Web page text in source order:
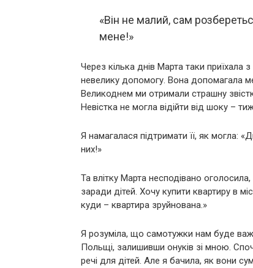
«Він не малий, сам
мене!»
Через кілька днів Марта таки приїхала
невелику допомогу. Вона допомагала
Великоднем ми отримали страшну
Невістка не могла відійти від шоку –
Я намагалася підтримати її, як могла:
них!»
Та влітку Марта несподівано
заради дітей. Хочу купити квартиру в
куди – квартира зруйнована.»
Я розуміла, що самотужки нам буде
Польщі, залишивши онуків зі мною.
речі для дітей. Але я бачила, як вони